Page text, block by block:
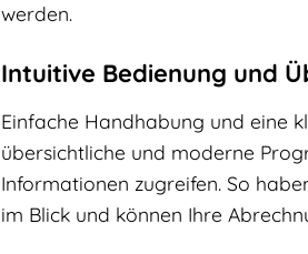
werden.
Intuitive Bedienung und
Einfache Handhabung und eine
übersichtliche und moderne
Informationen zugreifen. So
im Blick und können Ihre